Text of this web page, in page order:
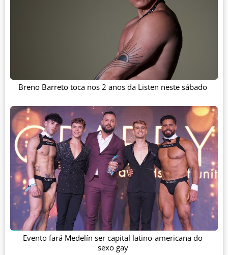
Breno Barreto toca nos 2 anos da Listen neste sábado
Evento fará Medelín ser capital latino-americana do
sexo gay